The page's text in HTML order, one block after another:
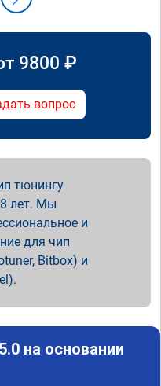
9800 ₽
вопрос
тюнингу
лет. Мы
и
для чип
Bitbox) и
на основании